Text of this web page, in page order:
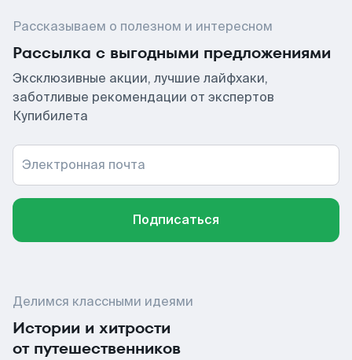
Рассказываем о полезном и интересном
Рассылка с выгодными предложениями
Эксклюзивные акции, лучшие лайфхаки,
заботливые рекомендации от экспертов
Купибилета
Электронная почта
Подписаться
Делимся классными идеями
Истории и хитрости
от путешественников